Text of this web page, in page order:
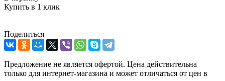
Купить в 1 клик
Поделиться
Предложение не является офертой. Цена действительна
только для интернет-магазина и может отличаться от цен в